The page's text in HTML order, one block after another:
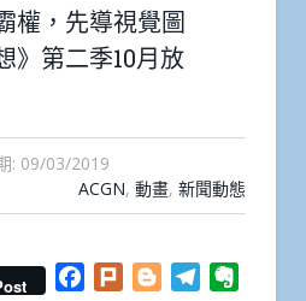
權，先導視覺圖
》第二季10月放
: 09/03/2019
ACGN, 動畫, 新聞動態
Facebook
Plurk BloggerTelegram